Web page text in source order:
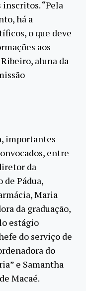
“Pela
há a
o que deve
aos
aluna da
importantes
entre
da
de Pádua,
Maria
da graduação,
estágio
do serviço de
do
e Samantha
Macaé.